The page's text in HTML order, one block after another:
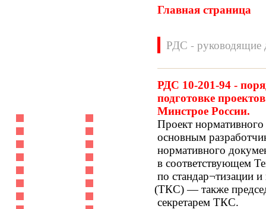
Главная страница
РДС - руководящие
РДС 10-201-94 -
подготовке
Минстрое России.
Проект
основным
нормативного
в соответствующем
по стандар¬тизации
(ТКС) — также
секретарем ТКС.